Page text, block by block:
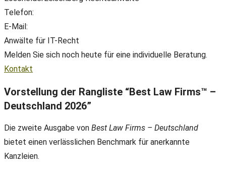
Telefon:
E-Mail:
Anwälte für IT-Recht
Melden Sie sich noch heute für eine individuelle Beratung.
Kontakt
Vorstellung der Rangliste “Best Law Firms™ –
Deutschland 2026”
Die zweite Ausgabe von Best Law Firms – Deutschland
bietet einen verlässlichen Benchmark für anerkannte
Kanzleien.